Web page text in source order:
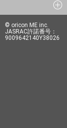
© oricon ME inc.
JASRAC許諾番号：
9009642140Y38026